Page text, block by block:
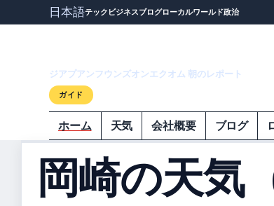
日本語テック ビジネスブログローカルワールド政治
ジアプアンフウンズオンエクオム 朝のレポート
ガイド
ホーム 天気 会社概要 ブログ
岡崎の天気